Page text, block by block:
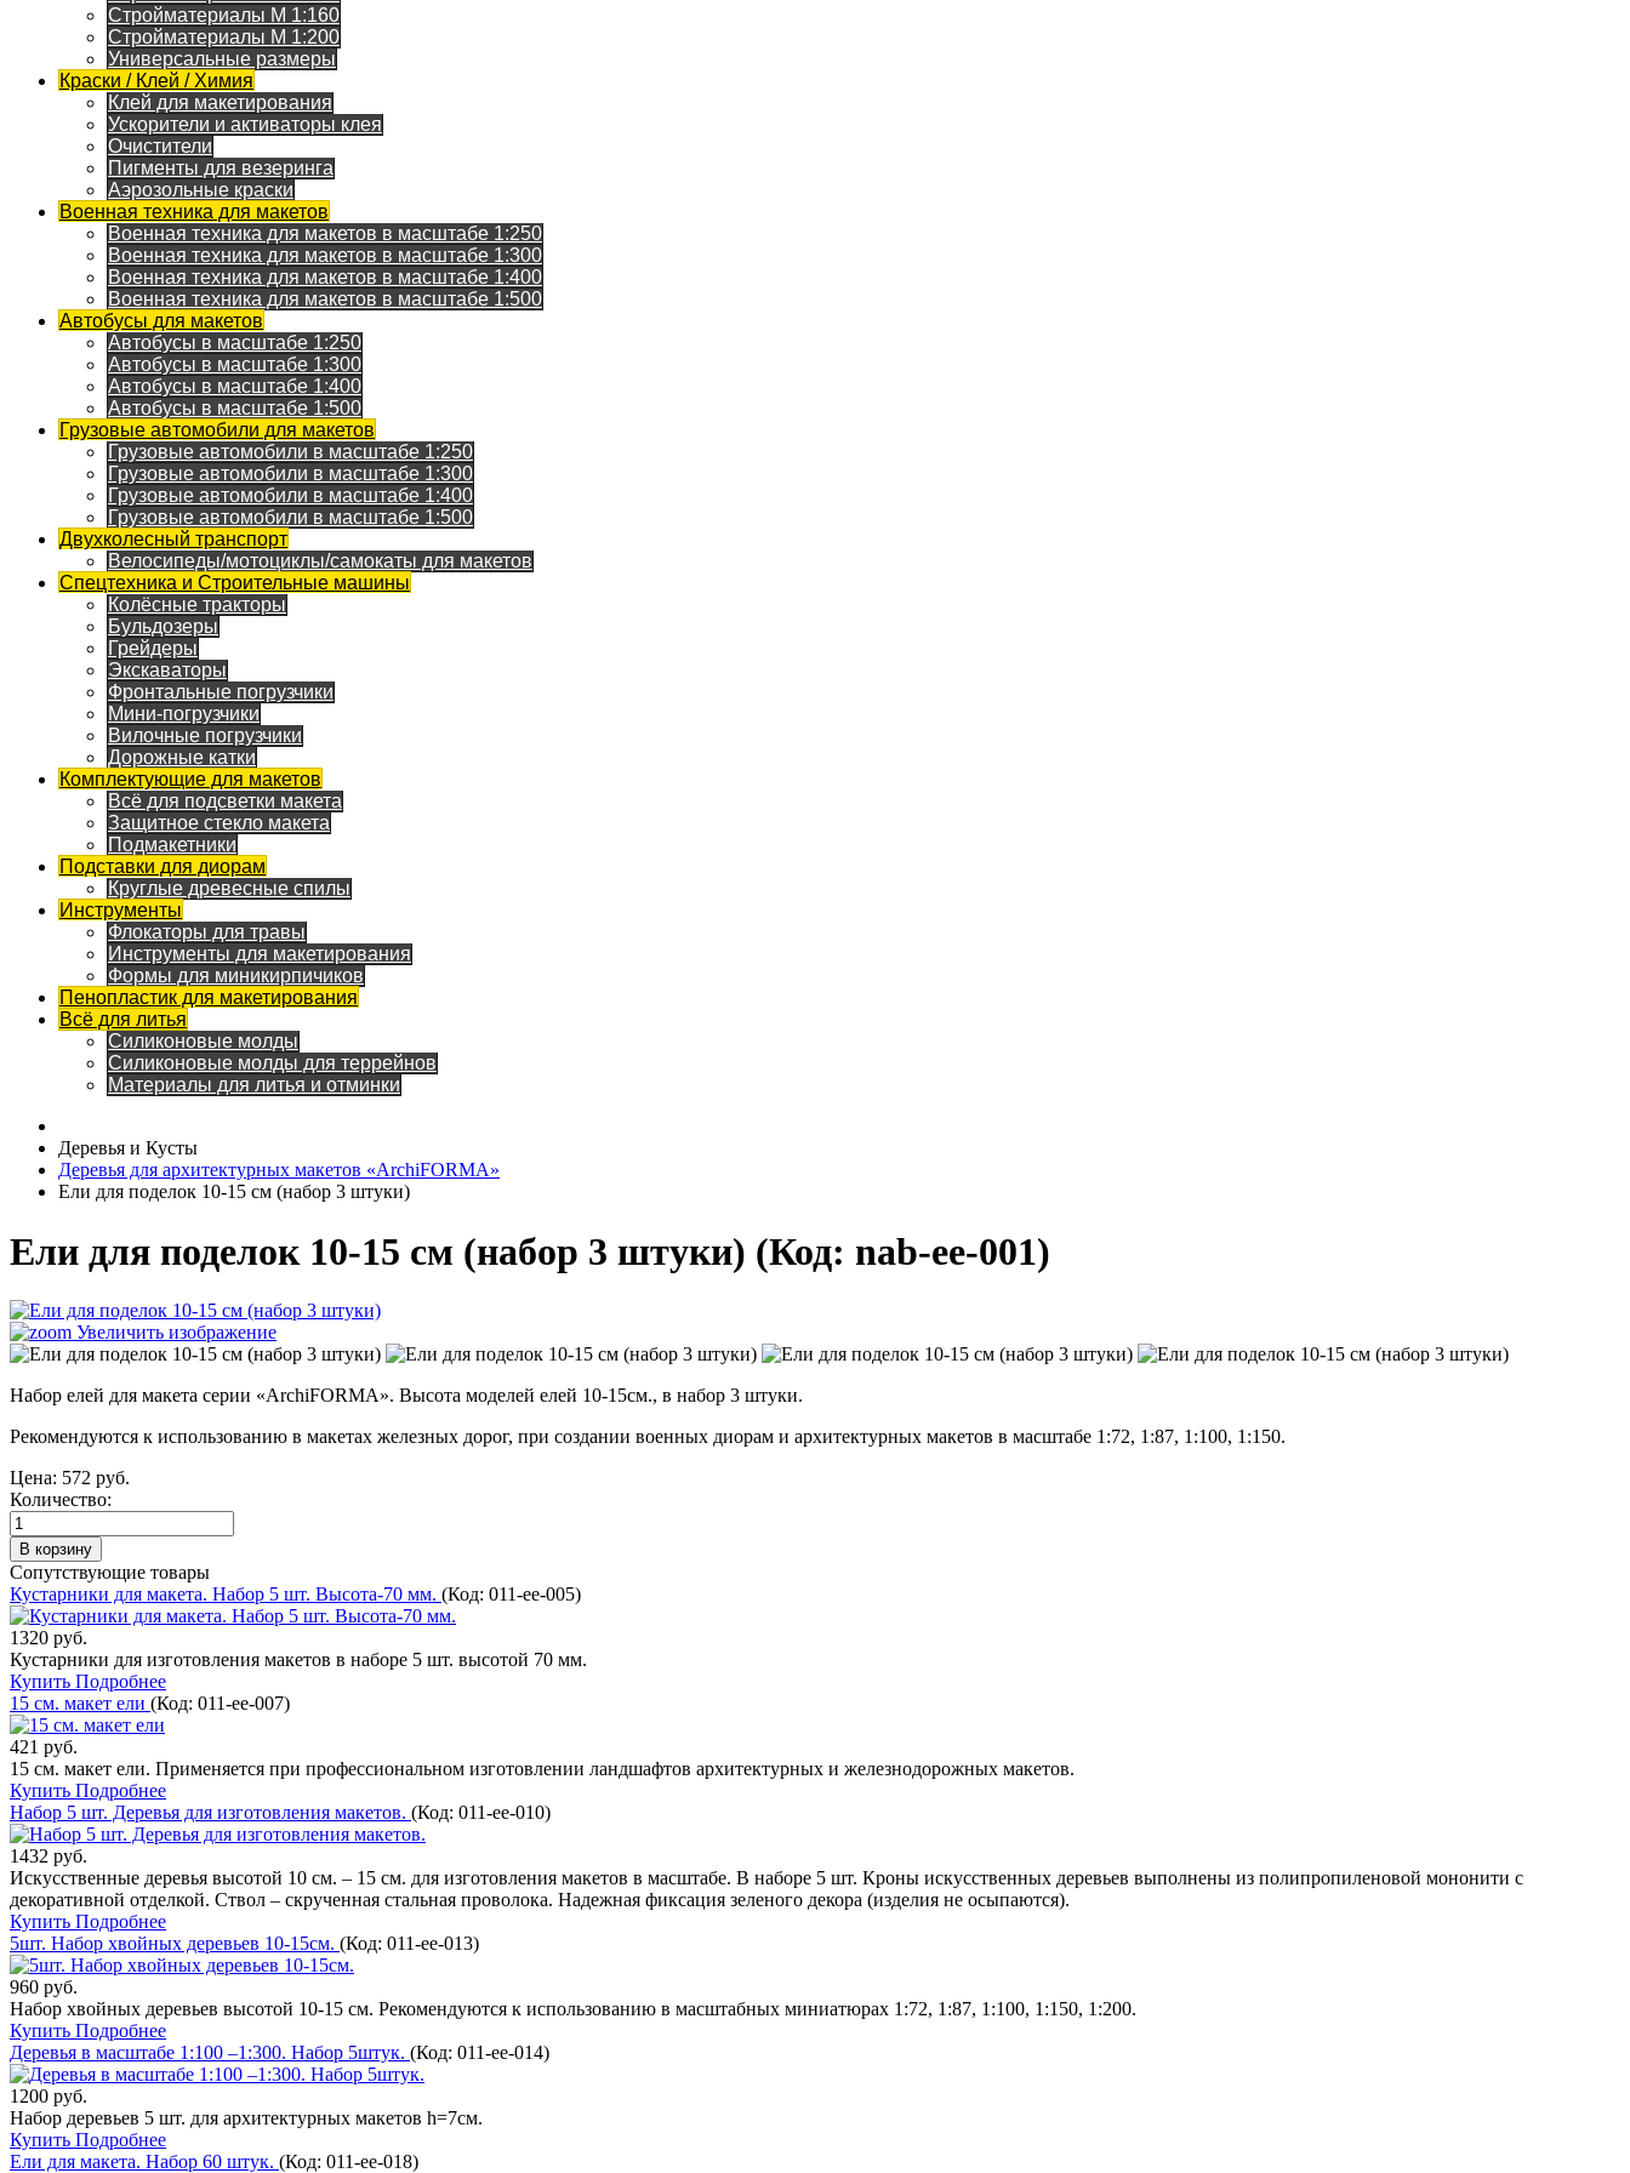
Стройматериалы M 1:160
Стройматериалы M 1:200
Универсальные размеры
Краски / Клей / Химия
Клей для макетирования
Ускорители и активаторы клея
Очистители
Пигменты для везеринга
Аэрозольные краски
Военная техника для макетов
Военная техника для макетов в масштабе 1:250
Военная техника для макетов в масштабе 1:300
Военная техника для макетов в масштабе 1:400
Военная техника для макетов в масштабе 1:500
Автобусы для макетов
Автобусы в масштабе 1:250
Автобусы в масштабе 1:300
Автобусы в масштабе 1:400
Автобусы в масштабе 1:500
Грузовые автомобили для макетов
Грузовые автомобили в масштабе 1:250
Грузовые автомобили в масштабе 1:300
Грузовые автомобили в масштабе 1:400
Грузовые автомобили в масштабе 1:500
Двухколесный транспорт
Велосипеды/мотоциклы/самокаты для макетов
Спецтехника и Строительные машины
Колёсные тракторы
Бульдозеры
Грейдеры
Экскаваторы
Фронтальные погрузчики
Мини-погрузчики
Вилочные погрузчики
Дорожные катки
Комплектующие для макетов
Всё для подсветки макета
Защитное стекло макета
Подмакетники
Подставки для диорам
Круглые древесные спилы
Инструменты
Флокаторы для травы
Инструменты для макетирования
Формы для миникирпичиков
Пенопластик для макетирования
Всё для литья
Силиконовые молды
Силиконовые молды для террейнов
Материалы для литья и отминки
Деревья и Кусты
Деревья для архитектурных макетов «ArchiFORMA»
Ели для поделок 10-15 см (набор 3 штуки)
Ели для поделок 10-15 см (набор 3 штуки) (Код: nab-ee-001)
Увеличить изображение
Набор елей для макета серии «ArchiFORMA». Высота моделей елей 10-15см., в набор 3 штуки.
Рекомендуются к использованию в макетах железных дорог, при создании военных диорам и архитектурных макетов в масштабе 1:72, 1:87, 1:100, 1:150.
Цена: 572 руб.
Количество:
Сопутствующие товары
Кустарники для макета. Набор 5 шт. Высота-70 мм. (Код: 011-ee-005)
1320 руб.
Кустарники для изготовления макетов в наборе 5 шт. высотой 70 мм.
Купить Подробнее
15 см. макет ели (Код: 011-ee-007)
421 руб.
15 см. макет ели. Применяется при профессиональном изготовлении ландшафтов архитектурных и железнодорожных макетов.
Купить Подробнее
Набор 5 шт. Деревья для изготовления макетов. (Код: 011-ee-010)
1432 руб.
Искусственные деревья высотой 10 см. – 15 см. для изготовления макетов в масштабе. В наборе 5 шт. Кроны искусственных деревьев выполнены из полипропиленовой мононити с
декоративной отделкой. Ствол – скрученная стальная проволока. Надежная фиксация зеленого декора (изделия не осыпаются).
Купить Подробнее
5шт. Набор хвойных деревьев 10-15см. (Код: 011-ee-013)
960 руб.
Набор хвойных деревьев высотой 10-15 см. Рекомендуются к использованию в масштабных миниатюрах 1:72, 1:87, 1:100, 1:150, 1:200.
Купить Подробнее
Деревья в масштабе 1:100 –1:300. Набор 5штук. (Код: 011-ee-014)
1200 руб.
Набор деревьев 5 шт. для архитектурных макетов h=7см.
Купить Подробнее
Ели для макета. Набор 60 штук. (Код: 011-ee-018)